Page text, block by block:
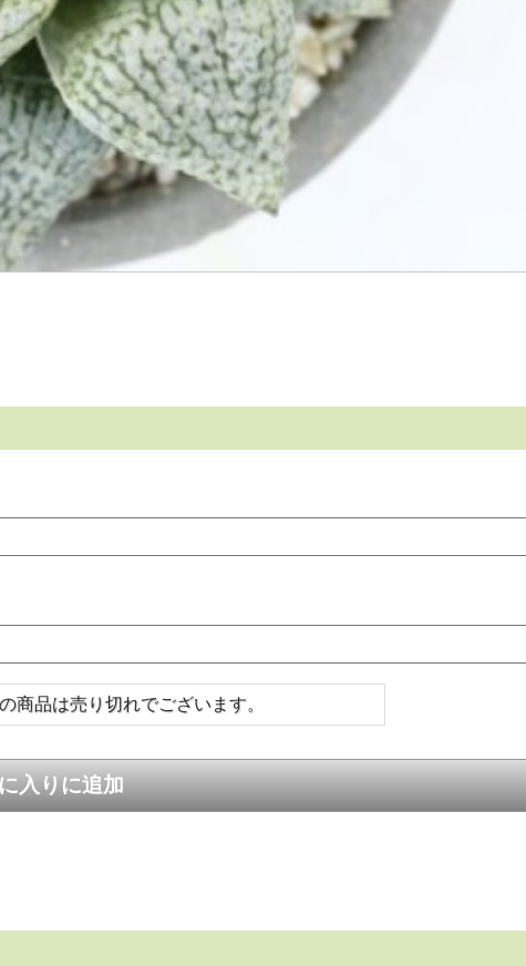
商品は売り切れでございます。